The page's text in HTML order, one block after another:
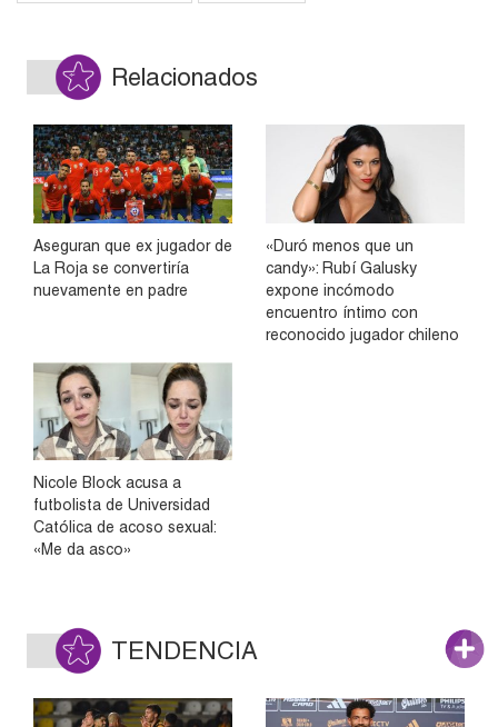
Relacionados
Aseguran que ex jugador de
La Roja se convertiría
nuevamente en padre
«Duró menos que un
candy»: Rubí Galusky
expone incómodo
encuentro íntimo con
reconocido jugador chileno
Nicole Block acusa a
futbolista de Universidad
Católica de acoso sexual:
«Me da asco»
TENDENCIA